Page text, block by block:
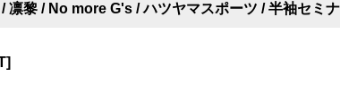
凛黎 / No more G's / ハツヤマスポーツ / 半袖セミ